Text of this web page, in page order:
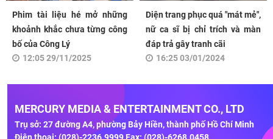
Phim tài liệu hé mở những
khoảnh khắc chưa từng công
bố của Công Lý
12:05 29/11/2025
Diện trang phục quá "mát mẻ",
nữ ca sĩ bị chỉ trích và màn
đáp trả gây tranh cãi
16:25 03/01/2024
MERCURY MEDIA & ENTERTAINMENT CO., LTD
Trụ sở: 27 đường A4, phường Bảy Hiền, thành phố Hồ Chí Minh